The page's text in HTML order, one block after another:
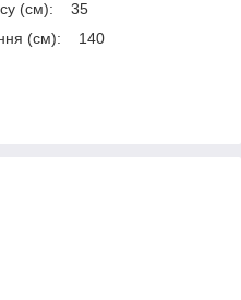
(см): 35
(см): 140